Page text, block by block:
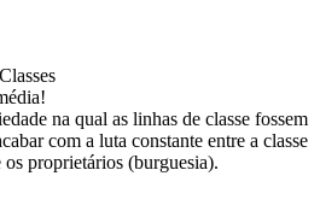
na qual as linhas de classe fossem
com a luta constante entre a classe
proprietários (burguesia).